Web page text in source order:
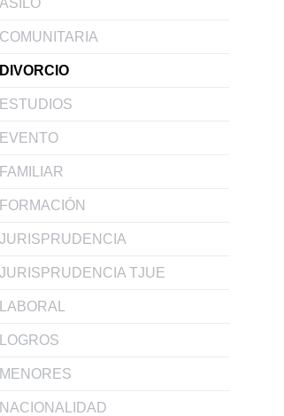
COMUNITARIA
DIVORCIO
ESTUDIOS
EVENTO
FAMILIAR
FORMACIÓN
JURISPRUDENCIA
JURISPRUDENCIA TJUE
LABORAL
LOGROS
MENORES
NACIONALIDAD